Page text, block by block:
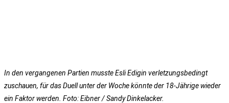
In den vergangenen Partien musste Esli Edigin verletzungsbedingt
zuschauen, für das Duell unter der Woche könnte der 18-Jährige wieder
ein Faktor werden. Foto: Eibner / Sandy Dinkelacker.